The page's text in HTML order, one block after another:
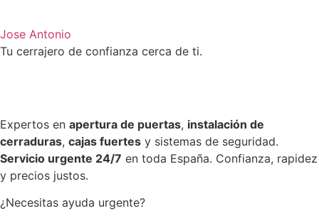
Jose Antonio
Tu cerrajero de confianza cerca de ti.
Expertos en apertura de puertas, instalación de
cerraduras, cajas fuertes y sistemas de seguridad.
Servicio urgente 24/7 en toda España. Confianza, rapidez
y precios justos.
¿Necesitas ayuda urgente?